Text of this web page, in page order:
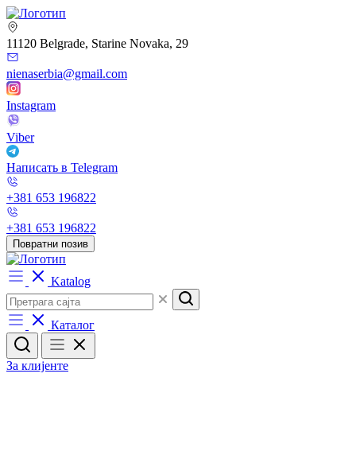
11120 Belgrade, Starine Novaka, 29
nienaserbia@gmail.com
Instagram
Viber
Написать в Telegram
+381 653 196822
+381 653 196822
Повратни позив
Katalog
Каталог
За клијенте